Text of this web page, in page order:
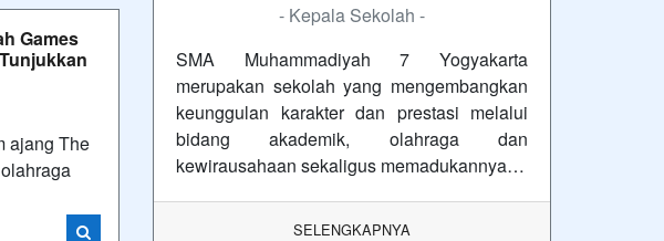
Games
ajang The
- Kepala Sekolah -
SMA Muhammadiyah 7 Yogyakarta
merupakan sekolah yang mengembangkan
keunggulan karakter dan prestasi melalui
bidang akademik, olahraga dan
kewirausahaan sekaligus memadukannya…
SELENGKAPNYA